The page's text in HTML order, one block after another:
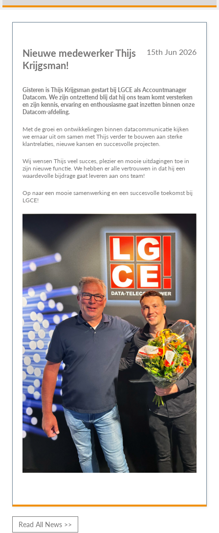
15th Jun 2026
Nieuwe medewerker Thijs
Krijgsman!
Gisteren is Thijs Krijgsman gestart bij LGCE als Accountmanager
Datacom. We zijn ontzettend blij dat hij ons team komt versterken
en zijn kennis, ervaring en enthousiasme gaat inzetten binnen onze
Datacom-afdeling.
Met de groei en ontwikkelingen binnen datacommunicatie kijken
we ernaar uit om samen met Thijs verder te bouwen aan sterke
klantrelaties, nieuwe kansen en succesvolle projecten.
Wij wensen Thijs veel succes, plezier en mooie uitdagingen toe in
zijn nieuwe functie. We hebben er alle vertrouwen in dat hij een
waardevolle bijdrage gaat leveren aan ons team!
Op naar een mooie samenwerking en een succesvolle toekomst bij
LGCE!
Read All News >>